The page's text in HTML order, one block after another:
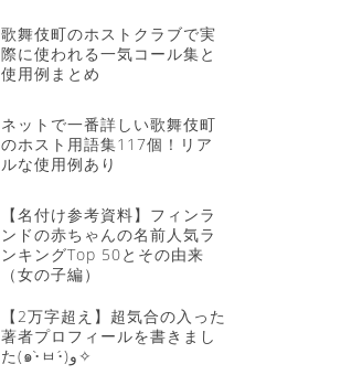
歌舞伎町のホストクラブで実
際に使われる一気コール集と
使用例まとめ
ネットで一番詳しい歌舞伎町
のホスト用語集117個！リア
ルな使用例あり
【名付け参考資料】フィンラ
ンドの赤ちゃんの名前人気ラ
ンキングTop 50とその由来
（女の子編）
【2万字超え】超気合の入った
著者プロフィールを書きまし
た(๑•̀ㅂ•́)و✧